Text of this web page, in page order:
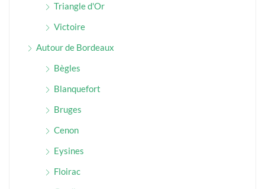
Triangle d'Or
Victoire
Autour de Bordeaux
Bègles
Blanquefort
Bruges
Cenon
Eysines
Floirac